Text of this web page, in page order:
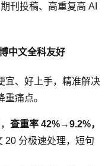
刊投稿、高重复高 AI
中文全科友好
宜、好上手，精准解决
痛点。
查重率 42%→9.2%，
20 分极速处理，短句